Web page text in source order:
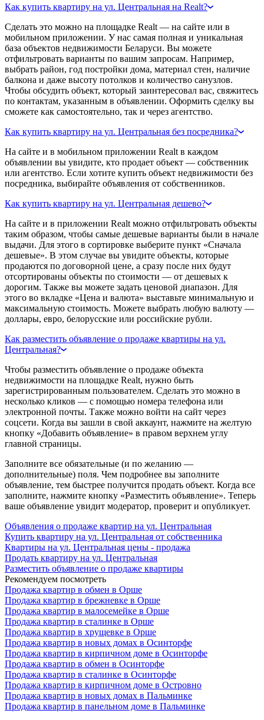
Как купить квартиру на ул. Центральная на Realt?
Сделать это можно на площадке Realt — на сайте или в
мобильном приложении. У нас самая полная и уникальная
база объектов недвижимости Беларуси. Вы можете
отфильтровать варианты по вашим запросам. Например,
выбрать район, год постройки дома, материал стен, наличие
балкона и даже высоту потолков и количество санузлов.
Чтобы обсудить объект, который заинтересовал вас, свяжитесь
по контактам, указанным в объявлении. Оформить сделку вы
сможете как самостоятельно, так и через агентство.
Как купить квартиру на ул. Центральная без посредника?
На сайте и в мобильном приложении Realt в каждом
объявлении вы увидите, кто продает объект — собственник
или агентство. Если хотите купить объект недвижимости без
посредника, выбирайте объявления от собственников.
Как купить квартиру на ул. Центральная дешево?
На сайте и в приложении Realt можно отфильтровать объекты
таким образом, чтобы самые дешевые варианты были в начале
выдачи. Для этого в сортировке выберите пункт «Сначала
дешевые». В этом случае вы увидите объекты, которые
продаются по договорной цене, а сразу после них будут
отсортированы объекты по стоимости — от дешевых к
дорогим. Также вы можете задать ценовой диапазон. Для
этого во вкладке «Цена и валюта» выставьте минимальную и
максимальную стоимость. Можете выбрать любую валюту —
доллары, евро, белорусские или российские рубли.
Как разместить объявление о продаже квартиры на ул.
Центральная?
Чтобы разместить объявление о продаже объекта
недвижимости на площадке Realt, нужно быть
зарегистрированным пользователем. Сделать это можно в
несколько кликов — с помощью номера телефона или
электронной почты. Также можно войти на сайт через
соцсети. Когда вы зашли в свой аккаунт, нажмите на желтую
кнопку «Добавить объявление» в правом верхнем углу
главной страницы.
Заполните все обязательные (и по желанию —
дополнительные) поля. Чем подробнее вы заполните
объявление, тем быстрее получится продать объект. Когда все
заполните, нажмите кнопку «Разместить объявление». Теперь
ваше объявление увидит модератор, проверит и опубликует.
Объявления о продаже квартир на ул. Центральная
Купить квартиру на ул. Центральная от собственника
Квартиры на ул. Центральная цены - продажа
Продать квартиру на ул. Центральная
Разместить объявление о продаже квартиры
Рекомендуем посмотреть
Продажа квартир в обмен в Орше
Продажа квартир в брежневке в Орше
Продажа квартир в малосемейке в Орше
Продажа квартир в сталинке в Орше
Продажа квартир в хрущевке в Орше
Продажа квартир в новых домах в Осинторфе
Продажа квартир в кирпичном доме в Осинторфе
Продажа квартир в обмен в Осинторфе
Продажа квартир в сталинке в Осинторфе
Продажа квартир в кирпичном доме в Островно
Продажа квартир в новых домах в Пальминке
Продажа квартир в панельном доме в Пальминке